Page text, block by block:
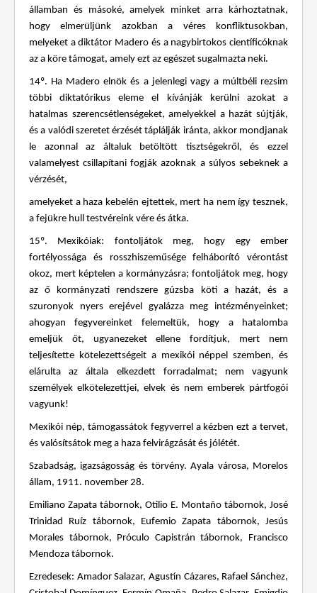
államban és másoké, amelyek minket arra kárhoztatnak,
hogy elmerüljünk azokban a véres konfliktusokban,
melyeket a diktátor Madero és a nagybirtokos científicóknak
az a köre támogat, amely ezt az egészet sugalmazta neki.
14º. Ha Madero elnök és a jelenlegi vagy a múltbéli rezsim
többi diktatórikus eleme el kívánják kerülni azokat a
hatalmas szerencsétlenségeket, amelyekkel a hazát sújtják,
és a valódi szeretet érzését táplálják iránta, akkor mondjanak
le azonnal az általuk betöltött tisztségekről, és ezzel
valamelyest csillapítani fogják azoknak a súlyos sebeknek a
vérzését,
amelyeket a haza kebelén ejtettek, mert ha nem így tesznek,
a fejükre hull testvéreink vére és átka.
15º. Mexikóiak: fontoljátok meg, hogy egy ember
fortélyossága és rosszhiszeműsége felháborító vérontást
okoz, mert képtelen a kormányzásra; fontoljátok meg, hogy
az ő kormányzati rendszere gúzsba köti a hazát, és a
szuronyok nyers erejével gyalázza meg intézményeinket;
ahogyan fegyvereinket felemeltük, hogy a hatalomba
emeljük őt, ugyanezeket ellene fordítjuk, mert nem
teljesítette kötelezettségeit a mexikói néppel szemben, és
elárulta az általa elkezdett forradalmat; nem vagyunk
személyek elkötelezettjei, elvek és nem emberek pártfogói
vagyunk!
Mexikói nép, támogassátok fegyverrel a kézben ezt a tervet,
és valósítsátok meg a haza felvirágzását és jólétét.
Szabadság, igazságosság és törvény. Ayala városa, Morelos
állam, 1911. november 28.
Emiliano Zapata tábornok, Otilio E. Montaño tábornok, José
Trinidad Ruíz tábornok, Eufemio Zapata tábornok, Jesús
Morales tábornok, Próculo Capistrán tábornok, Francisco
Mendoza tábornok.
Ezredesek: Amador Salazar, Agustín Cázares, Rafael Sánchez,